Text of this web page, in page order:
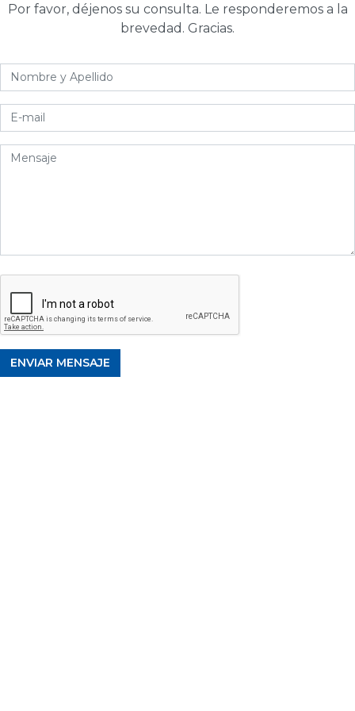
Por favor, déjenos su consulta. Le responderemos a la
brevedad. Gracias.
Nombre
y
Apellido
E-
mail
Mensaje
ENVIAR MENSAJE